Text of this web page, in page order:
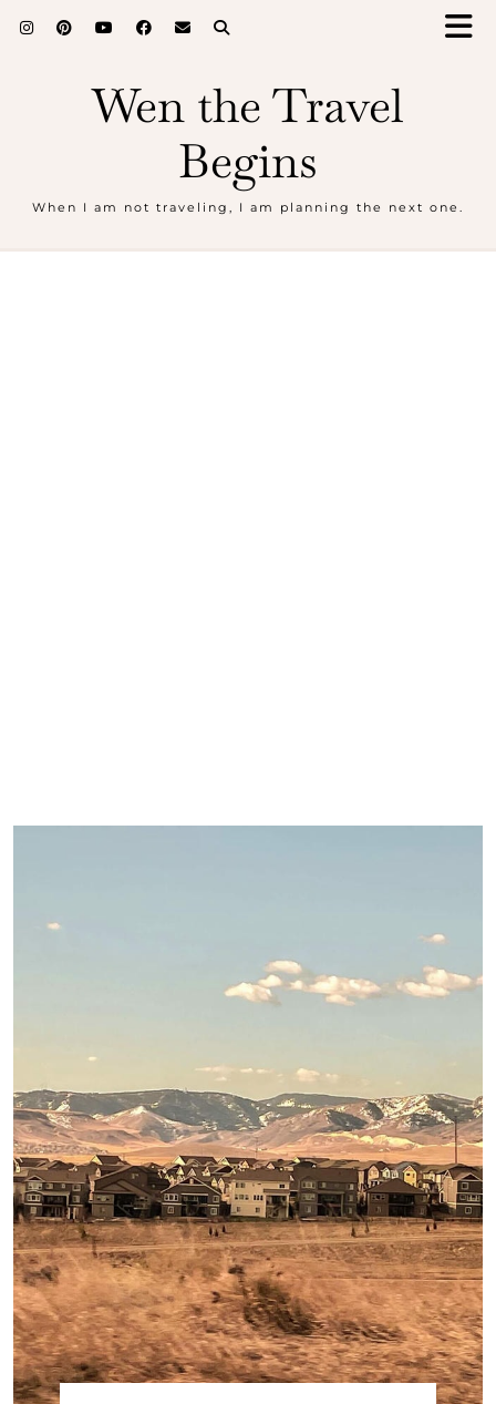
Wen the Travel
Begins
When I am not traveling, I am planning the next one.